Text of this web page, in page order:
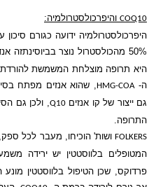
COQ10 והיפרכולסטרולמיה:
היפרכולסטרולמיה ידועה כגורם
50% מהכולסטרול נוצר בביוסינתזה אנדוגנית מחומר המוצא אצטיל
היא תרופה מוצלחת המשמשת להורדת
ה- HMG-COA
, שהוא אנזים מפתח
גם ייצור של קו אנזיםQ10
, ולכן גם
התרופה.
FOLKERS ושות' הוכיחו, מעבר לכל
המטופלים בלווסטטין יש ירידה
פרדוקס, שכן הטיפול בלווסטטין